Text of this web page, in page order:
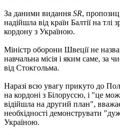
За даними видання SR,
надійшла від країн Балтії на тлі
кордону з Україною.
Міністр оборони Швеції не
навчальна місія і яким саме, за
від Стокгольма.
Наразі всю увагу прикуто до
на кордоні з Білоруссю, і "це
відійшла на другий план",
необхідності демонструвати
Україною.